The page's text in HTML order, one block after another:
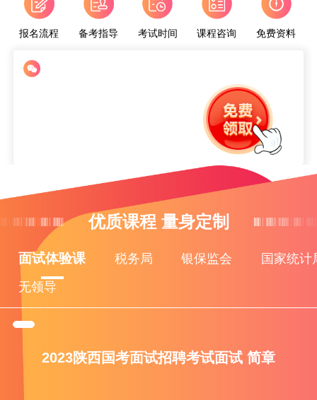
报名流程 备考指导 考试时间 课程咨询 免费资料
优质课程 量身定制
面试体验课 税务局 银保监会 国家统计
无领导
2023陕西国考面试招聘考试面试 简章